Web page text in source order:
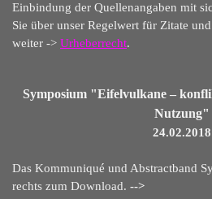
Einbindung der Quellenangaben mit
Sie über unser Regelwert für Zitate
weiter -> Urheberrecht.
Symposium "Eifelvulkane –
Nutzung"
24.02.2018
Das Kommuniqué und Abstractband
rechts zum Download. -->